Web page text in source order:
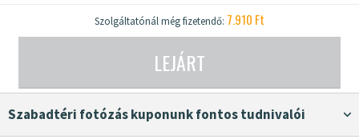
Szolgáltatónál még fizetendő: 7.910 Ft
LEJÁRT
Szabadtéri fotózás kuponunk fontos tudnivalói